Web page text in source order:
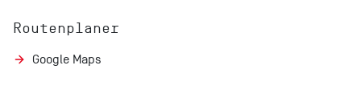
Routenplaner
Google Maps